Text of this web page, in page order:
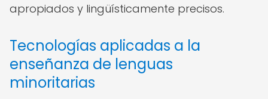
apropiados y lingüísticamente precisos.
Tecnologías aplicadas a la
enseñanza de lenguas
minoritarias